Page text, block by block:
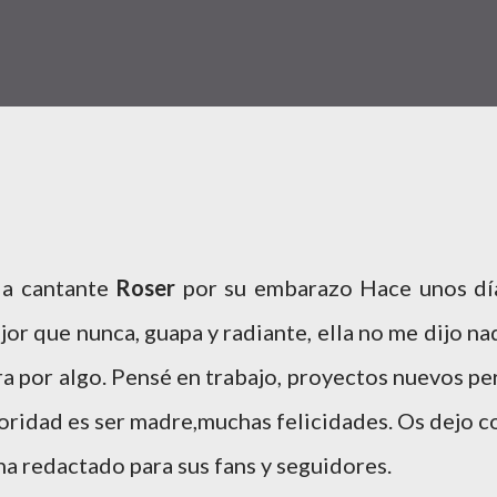
cantante Roser por su embarazo Hace unos
que nunca, guapa y radiante, ella no me dijo
por algo. Pensé en trabajo, proyectos nuevos
es ser madre,muchas felicidades. Os dejo
redactado para sus fans y seguidores.